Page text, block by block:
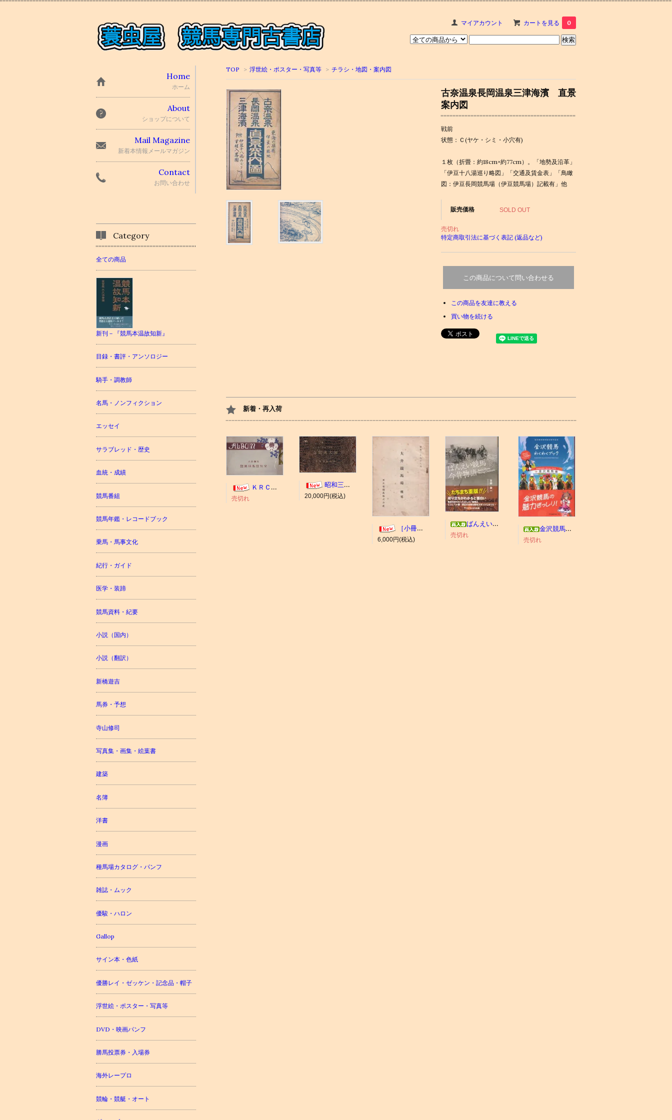
マイアカウント カートを見る 0
TOP > 浮世絵・ポスター・写真等 > チラシ・地図・案内図
古奈温泉長岡温泉三津海濱 直景
案内図
戦前
状態：Ｃ(ヤケ・シミ・小穴有)
１枚（折畳：約18cm×約77cm）。「地勢及沿革」
「伊豆十八湯巡り略図」「交通及賃金表」「鳥瞰
図：伊豆長岡競馬場（伊豆競馬場）記載有」他
販売価格 SOLD OUT
売切れ
特定商取引法に基づく表記 (返品など)
この商品について問い合わせる
この商品を友達に教える
買い物を続ける
新着・再入荷
ＫＲＣ ＡＬＢＵＭ（京都競馬場写真帖）
売切れ
昭和三年十一月 御大典記念
20,000円(税込)
［小冊子］大井競馬場 概要
6,000円(税込)
ばんえい競馬今昔物語
売切れ
金沢競馬わくわくブック
売切れ
Home
ホーム
About
ショップについて
Mail Magazine
新着本情報メールマガジン
Contact
お問い合わせ
Category
全ての商品
新刊－『競馬本温故知新』
目録・書評・アンソロジー
騎手・調教師
名馬・ノンフィクション
エッセイ
サラブレッド・歴史
血統・成績
競馬番組
競馬年鑑・レコードブック
乗馬・馬事文化
紀行・ガイド
医学・装蹄
競馬資料・紀要
小説（国内）
小説（翻訳）
新橋遊吉
馬券・予想
寺山修司
写真集・画集・絵葉書
建築
名簿
洋書
漫画
種馬場カタログ・パンフ
雑誌・ムック
優駿・ハロン
Gallop
サイン本・色紙
優勝レイ・ゼッケン・記念品・帽子
浮世絵・ポスター・写真等
DVD・映画パンフ
勝馬投票券・入場券
海外レープロ
競輪・競艇・オート